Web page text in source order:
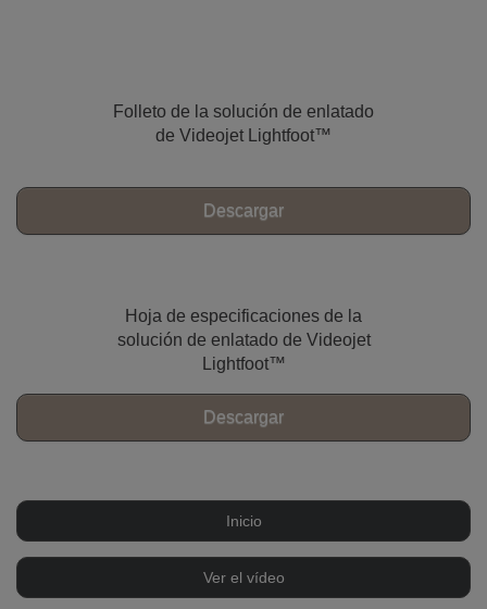
Folleto de la solución de enlatado
de Videojet Lightfoot™
Descargar
Hoja de especificaciones de la
solución de enlatado de Videojet
Lightfoot™
Descargar
Inicio
Ver el vídeo